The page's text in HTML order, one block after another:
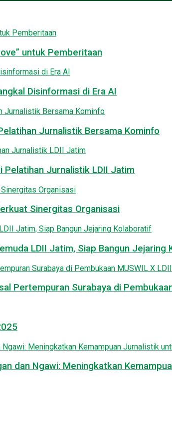
untuk Pemberitaan
Disinformasi di Era AI
Jurnalistik Bersama Kominfo
Pelatihan Jurnalistik LDII Jatim
Sinergitas Organisasi
LDII Jatim, Siap Bangun Jejaring
Pertempuran Surabaya di
dan Ngawi: Meningkatkan